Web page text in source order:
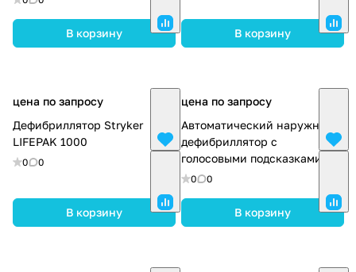
В корзину В корзину
цена по запросу
Дефибриллятор Stryker
LIFEPAK 1000
0 0
В корзину
цена по запросу
Автоматический наружный
дефибриллятор с
голосовыми подсказками
HEART GUARDIAN HR-501
0 0
В корзину